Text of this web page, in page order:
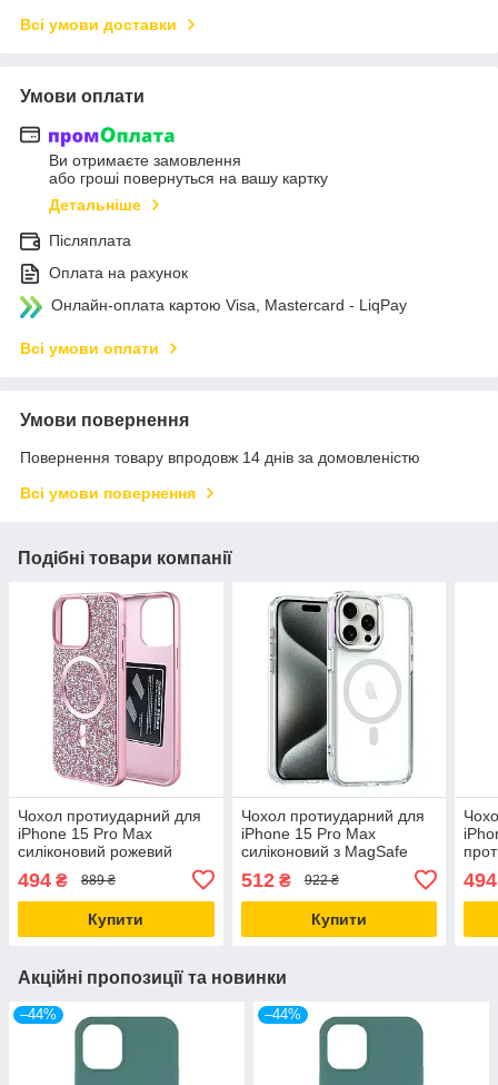
Всі умови доставки
Умови оплати
Ви отримаєте замовлення
або гроші повернуться на вашу картку
Детальніше
Післяплата
Оплата на рахунок
Онлайн-оплата картою Visa, Mastercard - LiqPay
Всі умови оплати
Умови повернення
Повернення товару впродовж 14 днів за домовленістю
Всі умови повернення
Подібні товари компанії
Чохол протиударний для
iPhone 15 Pro Max
силіконовий рожевий
захист від ударів і падінь з
MagSafe
494 ₴ 889 ₴
Купити
Чохол протиударний для
iPhone 15 Pro Max
силіконовий з MagSafe
подряпин
512₴ 922 ₴
Купити
494
Акційні пропозиції та новинки
–44% –44%